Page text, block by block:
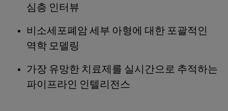
심층 인터뷰
비소세포폐암 세부 아형에 대한 포괄적인
역학 모델링
가장 유망한 치료제를 실시간으로 추적하는
파이프라인 인텔리전스